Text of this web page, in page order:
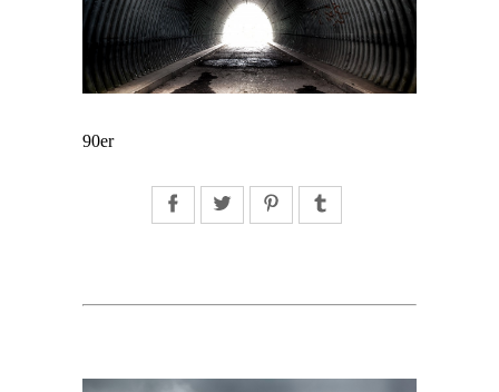
90er
FacebookTwitter Pinterest